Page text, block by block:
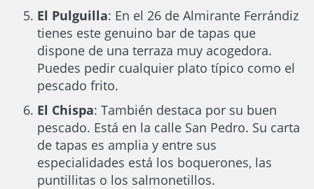
El Pulguilla: En el 26 de Almirante Ferrándiz
tienes este genuino bar de tapas que
dispone de una terraza muy acogedora.
Puedes pedir cualquier plato típico como el
pescado frito.
El Chispa: También destaca por su buen
pescado. Está en la calle San Pedro. Su carta
de tapas es amplia y entre sus
especialidades está los boquerones, las
puntillitas o los salmonetillos.